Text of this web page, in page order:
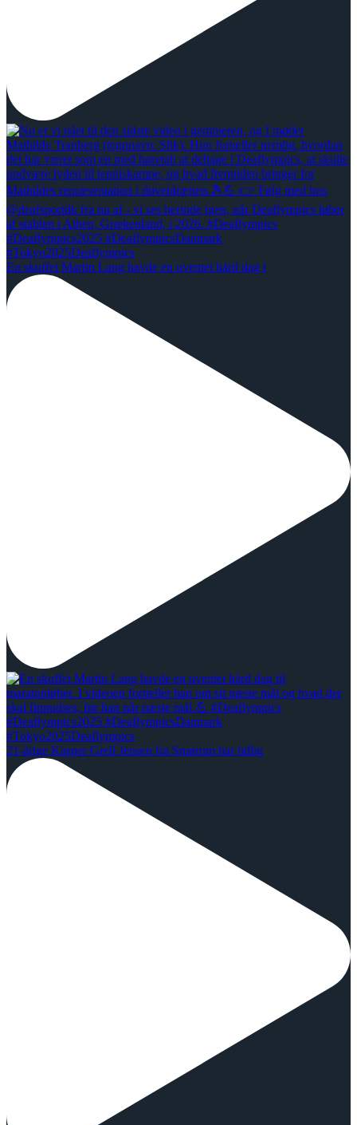
En skuffet Martin Lang havde en uventet hård dag t
21-årige Kasper Grell Jensen fra Smørum har tidlig